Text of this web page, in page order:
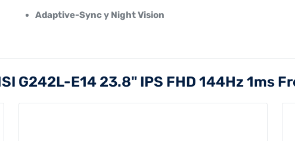
Adaptive-Sync y Night Vision
G242L-E14 23.8" IPS FHD 144Hz 1ms